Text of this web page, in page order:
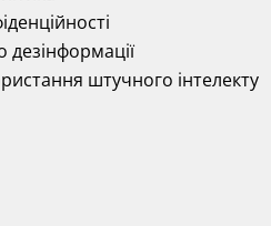
штучного інтелекту